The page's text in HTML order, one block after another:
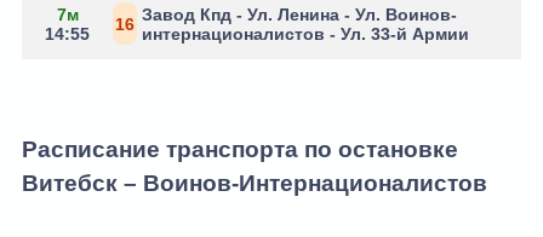
7м
14:55
16 Завод Кпд - Ул. Ленина - Ул. Воинов-
интернационалистов - Ул. 33-й Армии
Расписание транспорта по остановке
Витебск – Воинов-Интернационалистов